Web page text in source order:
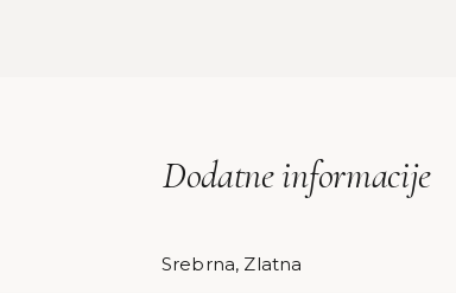
Dodatne informacije
Srebrna, Zlatna